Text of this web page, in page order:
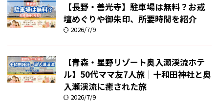
【長野・善光寺】駐車場は無料？お戒
壇めぐりや御朱印、所要時間を紹介
2026/7/9
【青森・星野リゾート奥入瀬渓流ホテ
ル】50代ママ友7人旅｜十和田神社と奥
入瀬渓流に癒された旅
2026/7/9